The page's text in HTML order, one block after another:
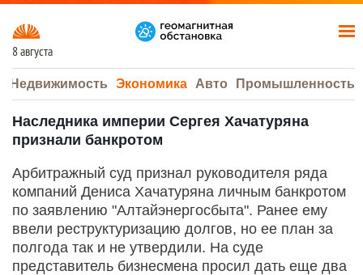
8 августа
Недвижимость Экономика Авто Промышленность
Наследника империи Сергея Хачатуряна
признали банкротом
Арбитражный суд признал руководителя ряда
компаний Дениса Хачатуряна личным банкротом
по заявлению "Алтайэнергосбыта". Ранее ему
ввели реструктуризацию долгов, но ее план за
полгода так и не утвердили. На суде
представитель бизнесмена просил дать еще два